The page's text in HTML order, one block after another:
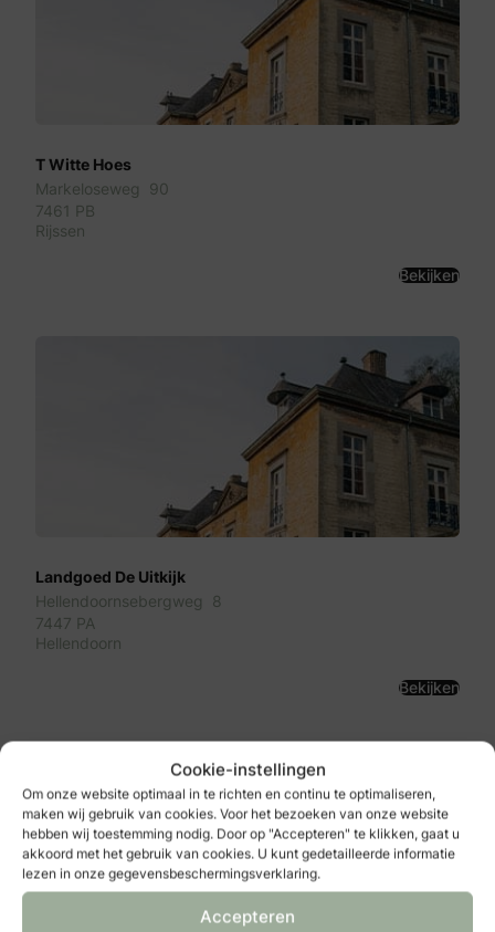
Cookie-instellingen
Om onze website optimaal in te richten en continu te optimaliseren,
maken wij gebruik van cookies. Voor het bezoeken van onze website
hebben wij toestemming nodig. Door op "Accepteren" te klikken, gaat u
akkoord met het gebruik van cookies. U kunt gedetailleerde informatie
lezen in onze gegevensbeschermingsverklaring.
Accepteren
T Witte Hoes
Markeloseweg 90
7461 PB
Rijssen
Bekijken
Landgoed De Uitkijk
Hellendoornsebergweg 8
7447 PA
Hellendoorn
Bekijken